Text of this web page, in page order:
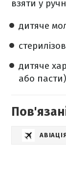
взяти у
дитяче
дитяче
або